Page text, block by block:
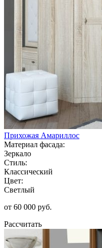
Прихожая Амариллос
Материал фасада:
Зеркало
Стиль:
Классический
Цвет:
Светлый
от 60 000 руб.
Рассчитать